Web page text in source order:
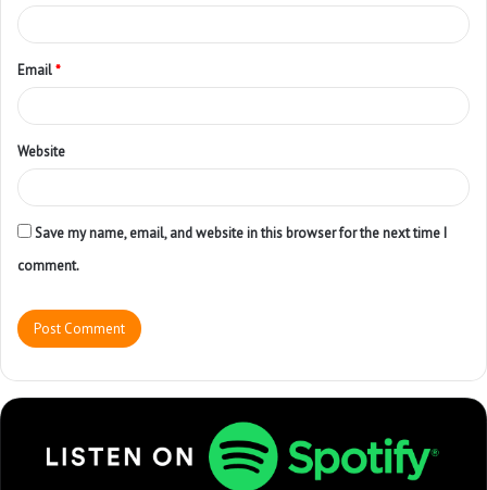
Email*
Website
Save my name, email, and website in this browser for the next time I
comment.